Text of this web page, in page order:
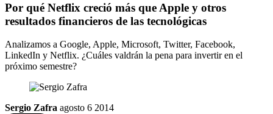
Por qué Netflix creció más que Apple y otros
resultados financieros de las tecnológicas
Analizamos a Google, Apple, Microsoft, Twitter, Facebook,
LinkedIn y Netflix. ¿Cuáles valdrán la pena para invertir en el
próximo semestre?
Sergio Zafra agosto 6 2014